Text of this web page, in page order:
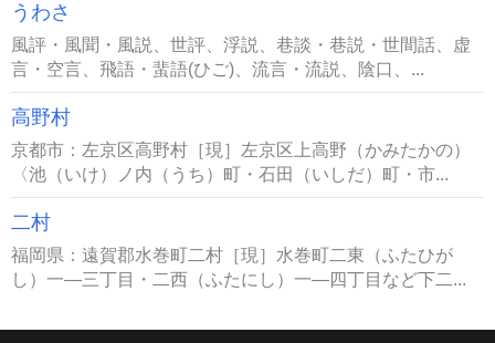
うわさ
風評・風聞・風説、世評、浮説、巷談・巷説・世間話、虚
言・空言、飛語・蜚語(ひご)、流言・流説、陰口、...
高野村
京都市：左京区高野村［現］左京区上高野（かみたかの）
〈池（いけ）ノ内（うち）町・石田（いしだ）町・市...
二村
福岡県：遠賀郡水巻町二村［現］水巻町二東（ふたひが
し）一―三丁目・二西（ふたにし）一―四丁目など下二...